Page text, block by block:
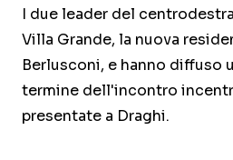
I due leader del
Villa Grande, la nuova
Berlusconi, e hanno diffuso
termine dell'incontro
presentate a Draghi.